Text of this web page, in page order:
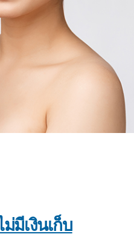
นี้คนท้อง ต้องจำขึ้นใจ
มีเงินเก็บ